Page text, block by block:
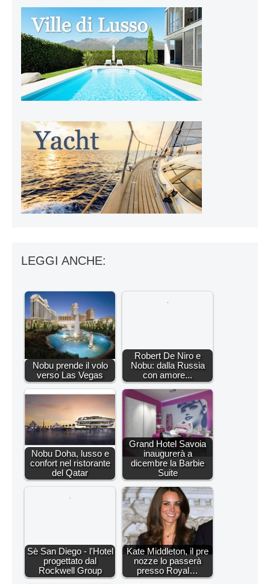
LEGGI ANCHE:
Nobu prende il volo
verso Las Vegas
Robert De Niro e
Nobu: dalla Russia
con amore...
Nobu Doha, lusso e
confort nel ristorante
del Qatar
Grand Hotel Savoia
inaugurerà a
dicembre la Barbie
Suite
Sè San Diego - l'Hotel
progettato dal
Rockwell Group
Kate Middleton, il pre
nozze lo passerà
presso Royal…